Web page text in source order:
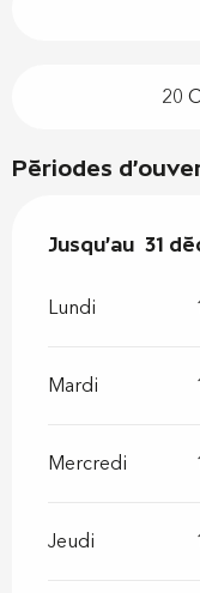
20
Périodes
Du2 janvier
Jusqu'au 31
Lundi
Mardi
Mercredi
Jeudi